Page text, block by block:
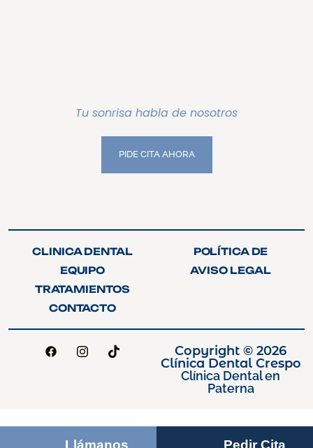
Tu sonrisa habla de nosotros
PIDE CITA AHORA
CLINICA DENTAL
EQUIPO
TRATAMIENTOS
CONTACTO
POLÍTICA DE
PRIVACIDAD
AVISO LEGAL
Copyright © 2026
Clínica Dental Crespo
Clínica Dental en
Paterna
Llámanos Pedir Cita